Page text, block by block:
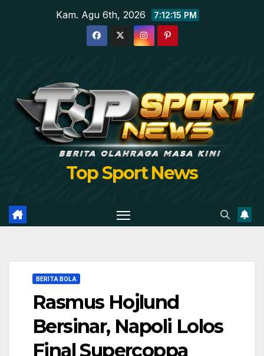
Kam. Agu 6th, 2026 7:12:16 PM
Top Sport News
BERITA BOLA
Rasmus Hojlund
Bersinar, Napoli Lolos
Final Supercoppa